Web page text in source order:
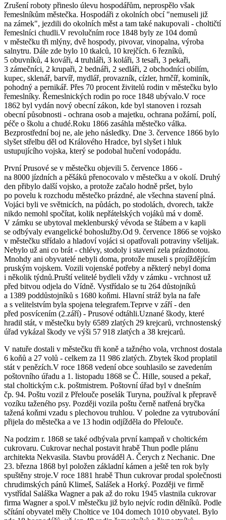
Zrušení roboty přineslo úlevu hospodářům, neprospělo však
řemeslníkům městečka. Hospodáři z okolních obcí "nemuseli již
na zámek", jezdili do okolních měst a tam také nakupovali - choltičtí
řemeslníci chudli.V revolučním roce 1848 byly ze 104 domů
v městečku tři mlýny, dvě hospody, pivovar, vinopalna, výroba
salnytru. Dále zde bylo 10 tkalců, 10 krejčích. 6 řezníků,
5 obuvníků, 4 kováři, 4 truhláři, 3 koláři, 3 tesaři, 3 pekaři,
3 zámečníci, 2 krupaři, 2 bednáři, 2 sedláři, 2 obchodníci obilím,
kupec, sklenář, barvíř, mydlář, provazník, cízler, hrnčíř, kominík,
pohodný a pernikář. Přes 70 procent živitelů rodin v městečku bylo
řemeslníky. Řemeslnických rodin po roce 1848 ubývalo.V roce
1862 byl vydán nový obecní zákon, kde byl stanoven i rozsah
obecní působnosti - ochrana osob a majetku, ochrana požární, polí,
péče o školu a chudé.Roku 1866 zasáhla městečko válka.
Bezprostřední boj ne, ale jeho následky. Dne 3. července 1866 bylo
slyšet střelbu děl od Králového Hradce, byl slyšet i hluk
ustupujícího vojska, který se podobal hučení vodopádu.
První Prusové se v městečku objevili 5. července 1866 -
na 8000 jízdních a pěšáků přenocovalo v městečku a v okolí. Druhý
den přibylo další vojsko, a protože začalo hodně pršet, bylo
po povelu k rozchodu městečko prázdné, ale všechna stavení plná.
Vojáci byli ve světnicích, na půdách, po stodolách, dvorech, takže
nikdo nemohl spočítat, kolik nepřátelských vojáků má v domě.
V zámku se ubytoval meklenburský vévoda se štábem a v kapli
se odbývaly evangelické bohoslužby.Od 9. července 1866 se vojsko
v městečku střídalo a hladoví vojáci si opatřovali potraviny všelijak.
Nebylo už ani co brát - chlévy, stodoly i stavení zela prázdnotou.
Mnohdy ani obyvatelé nebyli doma, protože museli s projíždějícím
pruským vojskem. Vozili vojenské potřeby a některý nebyl doma
i několik týdnů.Pruští velitelé bydleli vždy v zámku - vrchnost už
před bitvou odjela do Vídně. Vystřídalo se tu 264 důstojníků
a 1389 poddůstojníků s 1680 koňmi. Hlavní stráž byla na faře
a s velitelstvím byla spojena telegrafem.Teprve v září - den
před posvícením (2.září) - Prusové odtáhli.Uznané škody, které
hradil stát, v městečku byly 6589 zlatých 29 krejcarů, vrchnostenský
úřad vykázal škody ve výši 57 918 zlatých a 38 krejcarů.
V natuře dostali v městečku tři koně a tažného vola, vrchnost dostala
6 koňů a 27 volů - celkem za 11 986 zlatých. Zbytek škod proplatil
stát v penězích.V roce 1868 vedení obce souhlasilo se zavedením
poštovního úřadu a 1. listopadu 1868 se Č. Hille, soused a pekař,
stal choltickým c.k. poštmistrem. Poštovní úřad byl v dnešním
čp. 94. Poštu vozil z Přelouče poselák Turyna, používal k přepravě
vozíku taženého psy. Později vozila poštu černě natřená bryčka
tažená koňmi vzadu s plechovou truhlou. V poledne za vytrubování
přijela do městečka a ve 13 hodin odjížděla do Přelouče.
Na podzim r. 1868 se také odbývala první kampaň v choltickém
cukrovaru. Cukrovar nechal postavit hrabě Thun podle plánu
architekta Nekvasila. Stavbu prováděl A. Čerych z Nechanic. Dne
23. března 1868 byl položen základní kámen a ještě ten rok byly
spuštěny stroje.V roce 1881 hrabě Thun cukrovar prodal společnosti
chrudimských pánů Klimeš, Salášek a Horký. Později ve firmě
vystřídal Saláška Wagner a pak až do roku 1945 vlastnila cukrovar
firma Wagner a spol.V městečku již bylo nejvíc rodin dělníků. Podle
sčítání obyvatel měly Choltice ve 104 domech 1010 obyvatel. Bylo